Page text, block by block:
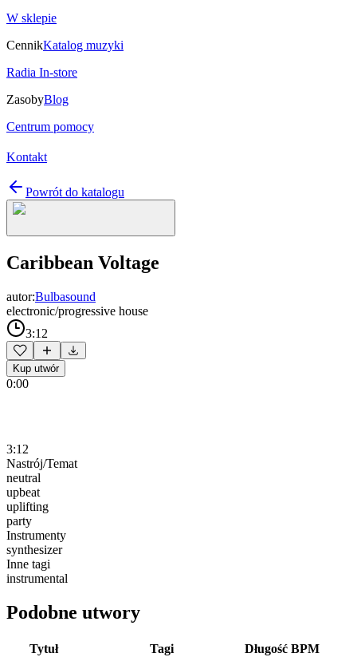
W sklepie
CennikKatalog muzyki
Radia In-store
ZasobyBlog
Centrum pomocy
Kontakt
Powrót do katalogu
Caribbean Voltage
autor:Bulbasound
electronic/progressive house
3:12
Kup utwór
0:00
3:12
Nastrój/Temat
neutral
upbeat
uplifting
party
Instrumenty
synthesizer
Inne tagi
instrumental
Podobne utwory
Tytuł Tagi Długość BPM